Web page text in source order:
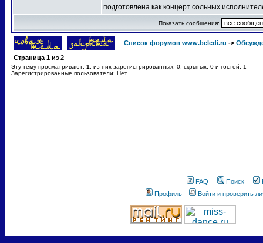
подготовлена как концерт сольных
Показать сообщения:
Список форумов www.beledi.ru ->
Страница 1 из 2
Эту тему просматривают: 1
, из них зарегистрированных: 0, скрытых: 0 и гостей: 1
Зарегистрированные пользователи: Нет
FAQ Поиск
Профиль
Войти и проверить